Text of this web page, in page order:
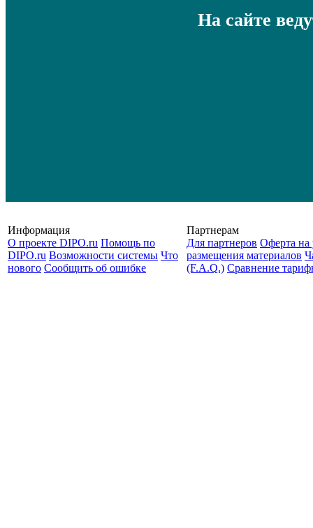
На сайте
Информация
О проекте DIPO.ru Помощь по
DIPO.ru Возможности системы Что
нового Сообщить об ошибке
Партнерам
Для партнеров Оферта на
размещения материалов
(F.A.Q.) Cравнение